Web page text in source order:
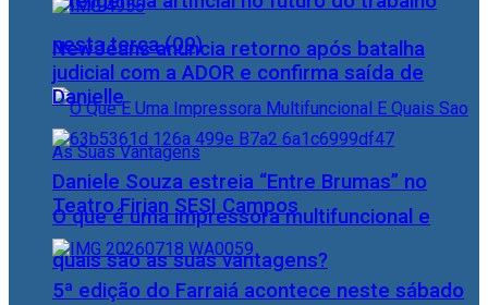
nesta terça (09)
O que é uma impressora multifuncional e
quais são as suas vantagens?
NewJeans anuncia retorno após batalha
judicial com a ADOR e confirma saída de
Danielle
Daniele Souza estreia “Entre Brumas” no
Teatro Firjan SESI Campos
5ª edição do Farraiá acontece neste sábado